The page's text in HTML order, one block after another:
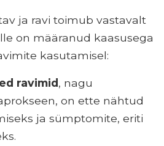
ja ravi toimub vastavalt
on määranud kaasusega
kasutamisel:
ravimid, nagu
on ette nähtud
ja sümptomite, eriti